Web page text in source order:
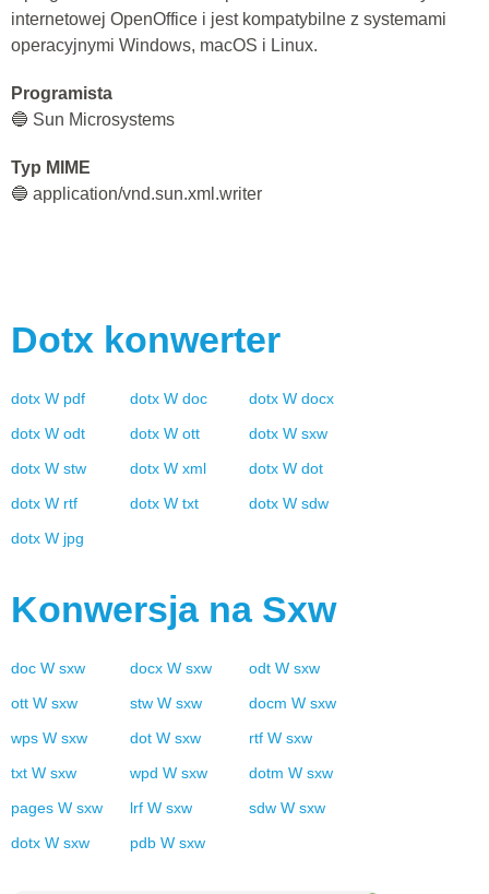
internetowej OpenOffice i jest kompatybilne z systemami
operacyjnymi Windows, macOS i Linux.
Programista
🔵 Sun Microsystems
Typ MIME
🔵 application/vnd.sun.xml.writer
Dotx konwerter
dotx W pdf dotx W doc dotx W docx
dotx W odt dotx W ott dotx W sxw
dotx W stw dotx W xml dotx W dot
dotx W rtf dotx W txt dotx W sdw
dotx W jpg
Konwersja na Sxw
doc W sxw docx W sxw odt W sxw
ott W sxw stw W sxw docm W sxw
wps W sxw dot W sxw rtf W sxw
txt W sxw wpd W sxw dotm W sxw
pages W sxw lrf W sxw sdw W sxw
dotx W sxw pdb W sxw